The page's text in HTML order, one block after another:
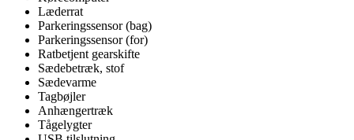
Læderrat
Parkeringssensor (bag)
Parkeringssensor (for)
Ratbetjent gearskifte
Sædebetræk, stof
Sædevarme
Tagbøjler
Anhængertræk
Tågelygter